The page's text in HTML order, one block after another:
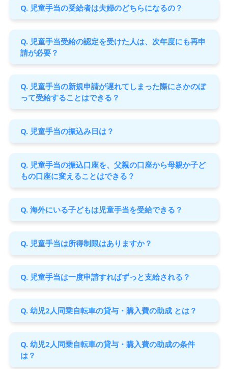
Q. 児童手当の受給者は夫婦のどちらになるの？
Q. 児童手当受給の認定を受けた人は、次年度にも再申
請が必要？
Q. 児童手当の新規申請が遅れてしまった際にさかのぼ
って受給することはできる？
Q. 児童手当の振込み日は？
Q. 児童手当の振込口座を、父親の口座から母親か子ど
もの口座に変えることはできる？
Q. 海外にいる子どもは児童手当を受給できる？
Q. 児童手当は所得制限はありますか？
Q. 児童手当は一度申請すればずっと支給される？
Q. 幼児2人同乗自転車の貸与・購入費の助成 とは？
Q. 幼児2人同乗自転車の貸与・購入費の助成の条件
は？